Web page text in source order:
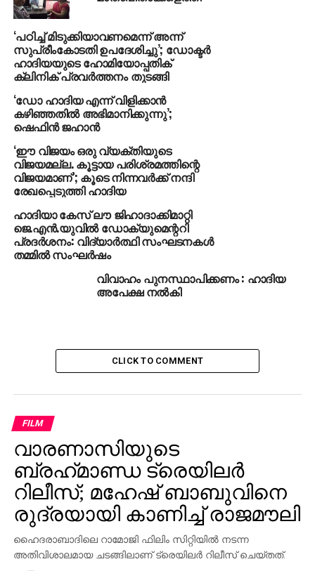
UP NEXT
ഒടുവില്‍ കേന്ദ്രം സമ്മതിച്ചു,’സാമ്പത്തിക
മാന്ദ്യമുണ്ട്’; മറികടക്കാന്‍ പ്രത്യേക പദ്ധതി
പ്രഖ്യാപിച്ച് മോദി സര്‍ക്കാര്‍
DON'T MISS
രാജിയില്ലെന്ന് ചാണ്ടി; മിണ്ടാതെ പിണറായി
‘പഠിച്ച് മിടുക്കിയാവണമെന്ന് അന്ന്
സുപ്രീംകോടതി ഉപദേശിച്ചു’; ഡോക്ടര്‍
ഹാദിയയുടെ ഹോമിയോപ്പതിക്
ക്ലിനിക് പ്രവര്‍ത്തനം തുടങ്ങി
‘ഡോ ഹാദിയ എന്ന് വിളിക്കാന്‍
കഴിഞ്ഞതില്‍ അഭിമാനിക്കുന്നു’;
ഷെഫിന്‍ ജഹാന്‍
‘ഈ വിജയം ഒരു വ്യക്തിയുടെ
വിജയമല്ല. കൂട്ടായ പരിശ്രമത്തിന്റെ
വിജയമാണ്’; കൂടെ നിന്നവര്‍ക്ക് നന്ദി
രേഖപ്പെടുത്തി ഹാദിയ
ഹാദിയാ കേസ് ലൗ ജിഹാദാക്കിമാറ്റി
ജെ.എന്‍.യുവില്‍ ഡോക്യുമെന്ററി
പ്രദര്‍ശനം: വിദ്യാര്‍ത്ഥി സംഘടനകള്‍
തമ്മില്‍ സംഘര്‍ഷം
വിവാഹം പുനസ്ഥാപിക്കണം : ഹാദിയ
അപേക്ഷ നല്‍കി
FILM
വാരണാസിയുടെ
ബ്രഹ്‌മാണ്ഡ ട്രെയിലര്‍
റിലീസ്; മഹേഷ് ബാബുവിനെ
രുദ്രയായി കാണിച്ച് രാജമൗലി
ഹൈദരാബാദിലെ റാമോജി ഫിലിം സിറ്റിയില്‍ നടന്ന
അതിവിശാലമായ ചടങ്ങിലാണ് ട്രെയിലര്‍ റിലീസ് ചെയ്തത്.
Published 9 hours ago on November 17, 2025
By webdesk18